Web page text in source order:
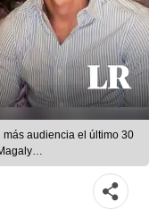
audiencia el último 30